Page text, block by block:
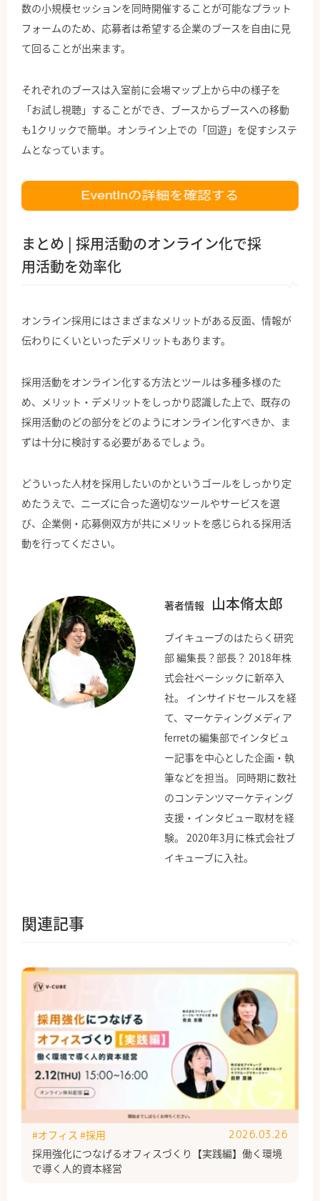
数の小規模セッションを同時開催することが可能なプラット
フォームのため、応募者は希望する企業のブースを自由に見
て回ることが出来ます。
それぞれのブースは入室前に会場マップ上から中の様子を
「お試し視聴」することができ、ブースからブースへの移動
も1クリックで簡単。オンライン上での「回遊」を促すシステ
ムとなっています。
まとめ | 採用活動のオンライン化で採
用活動を効率化
オンライン採用にはさまざまなメリットがある反面、情報が
伝わりにくいといったデメリットもあります。
採用活動をオンライン化する方法とツールは多種多様のた
め、メリット・デメリットをしっかり認識した上で、既存の
採用活動のどの部分をどのようにオンライン化すべきか、ま
ずは十分に検討する必要があるでしょう。
どういった人材を採用したいのかというゴールをしっかり定
めたうえで、ニーズに合った適切なツールやサービスを選
び、企業側・応募側双方が共にメリットを感じられる採用活
動を行ってください。
著者情報 山本脩太郎
ブイキューブのはたらく研究
部 編集長？部長？ 2018年株
式会社ベーシックに新卒入
社。 インサイドセールスを経
て、マーケティングメディア
ferretの編集部でインタビュ
ー記事を中心とした企画・執
筆などを担当。 同時期に数社
のコンテンツマーケティング
支援・インタビュー取材を経
験。 2020年3月に株式会社ブ
イキューブに入社。
関連記事
採用強化につなげるオフィスづくり【実践編】働く環境
で導く人的資本経営
#オフィス #採用 2026.03.26